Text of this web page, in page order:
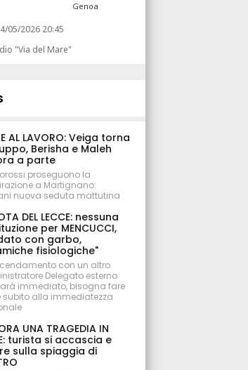
Genoa
05/2026 20:45
"Via del Mare"
AL LAVORO: Veiga torna
Berisha e Maleh
a parte
proseguono la
a Martignano:
nuova seduta mattutina
DEL LECCE: nessuna
per MENCUCCI,
con garbo,
fisiologiche"
con un altro
Delegato esterno
immediato, bisogna fare
subito alla immediatezza
UNA TRAGEDIA IN
turista si accascia e
sulla spiaggia di